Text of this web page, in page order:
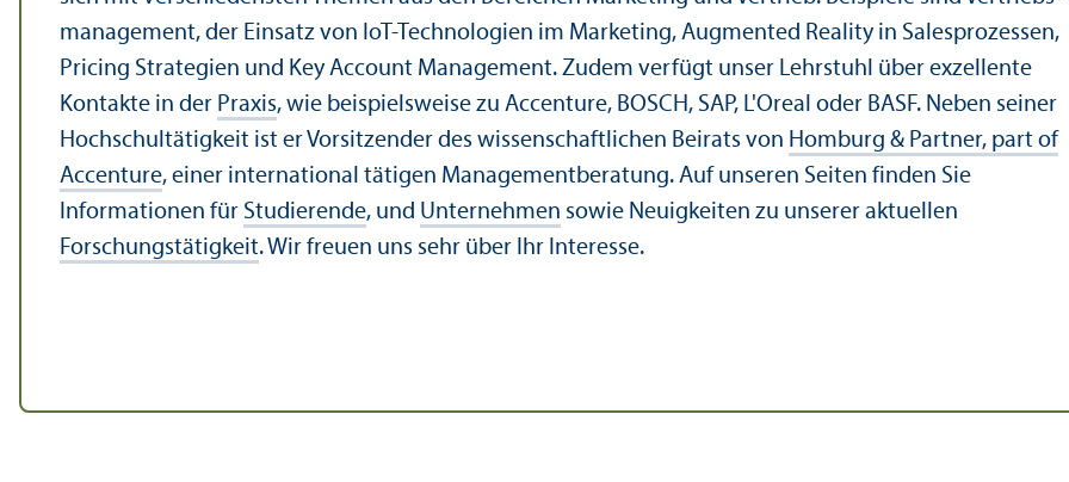
management, der Einsatz von IoT-Technologien im Marketing, Augmented Reality in Salesprozessen,
Pricing Strategien und Key Account Management. Zudem verfügt unser Lehr­stuhl über exzellente
Kontakte in der Praxis, wie beispielsweise zu Accenture, BOSCH, SAP, L'Oreal oder BASF. Neben seiner
Hochschul­tätigkeit ist er Vorsitzender des wissenschaft­lichen Beirats von Homburg & Partner, part of
Accenture, einer international tätigen Management­beratung. Auf unseren Seiten finden Sie
Informationen für Studierende, und Unter­nehmen sowie Neuigkeiten zu unserer aktuellen
Forschungs­tätigkeit. Wir freuen uns sehr über Ihr Interesse.